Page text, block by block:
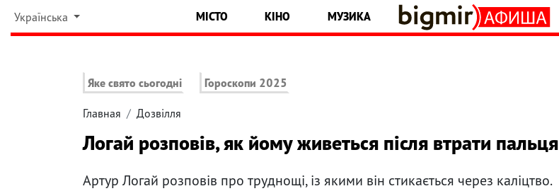
Українська МІСТО КІНО МУЗИКА
Яке свято сьогодні Гороскопи 2025
Главная Дозвілля
Логай розповів, як йому живеться після втрати пальця
Артур Логай розповів про труднощі, із якими він стикається через каліцтво.